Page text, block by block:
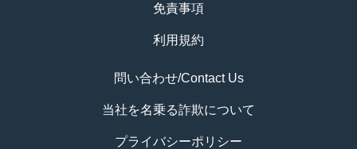
免責事項
利用規約
問い合わせ/Contact Us
当社を名乗る詐欺について
プライバシーポリシー